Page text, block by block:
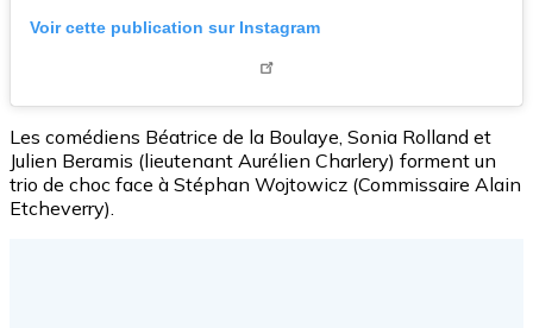
Voir cette publication sur Instagram
Les comédiens Béatrice de la Boulaye, Sonia Rolland et
Julien Beramis (lieutenant Aurélien Charlery) forment un
trio de choc face à Stéphan Wojtowicz (Commissaire Alain
Etcheverry).